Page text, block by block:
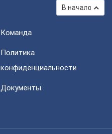
В начало
Команда
Политика
конфиденциальности
Документы